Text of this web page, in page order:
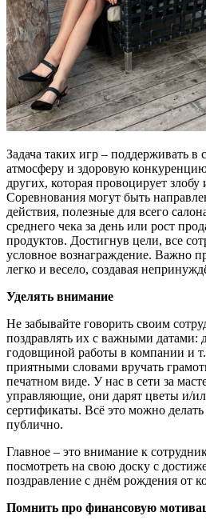
Задача таких игр – поддерживать в
атмосферу и здоровую
других, которая провоцирует злобу
Соревнования могут быть
действия, полезные для всего
среднего чека за день или рост
продуктов. Достигнув цели, все
условное вознаграждение. Важно
легко и весело, создавая непринужд
Уделять внимание
Не забывайте говорить своим
поздравлять их с важными датами:
годовщиной работы в компании и
приятными словами вручать
печатном виде. У нас в сети за
управляющие, они дарят цветы и/
сертификаты. Всё это можно
публично.
Главное – это внимание к
посмотреть на свою доску с
поздравление с днём рождения от
Помнить про финансовую